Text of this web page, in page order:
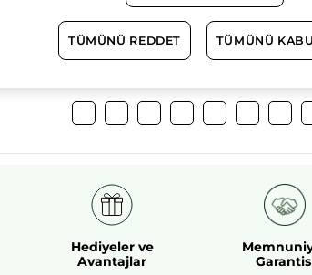
Daha Fazlasını
Hediyeler ve
Avantajlar
TÜMÜNÜ REDDET TÜMÜNÜ